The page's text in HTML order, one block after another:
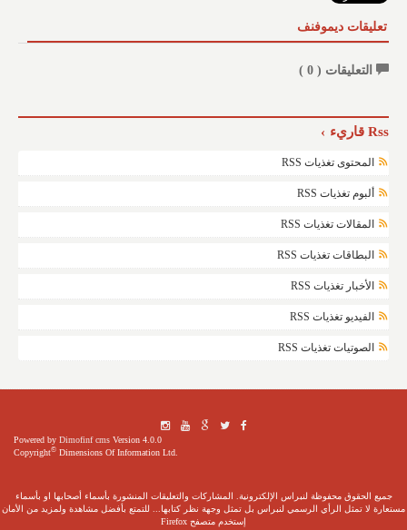
تعليقات ديموفنف
التعليقات ( 0
)
Rss قاريء
المحتوى تغذيات RSS
ألبوم تغذيات RSS
المقالات تغذيات RSS
البطاقات تغذيات RSS
الأخبار تغذيات RSS
الفيديو تغذيات RSS
الصوتيات تغذيات RSS
Powered by Dimofinf cms Version 4.0.0
Copyright© Dimensions Of Information Ltd.
جميع الحقوق محفوظة لنبراس الإلكترونية. المشاركات والتعليقات المنشورة بأسماء أصحابها او بأسماء
مستعارة لا تمثل الرأي الرسمي لنبراس بل تمثل وجهة نظر كتابها... للتمتع بأفضل مشاهدة ولمزيد من الأمان
إستخدم متصفح Firefox